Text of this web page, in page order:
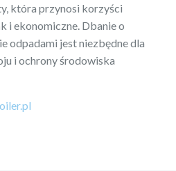
która przynosi korzyści
i ekonomiczne. Dbanie o
odpadami jest niezbędne dla
i ochrony środowiska